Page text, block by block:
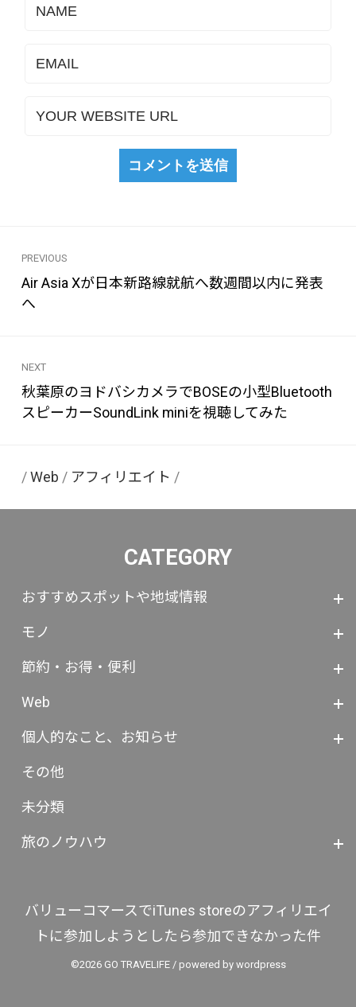
PREVIOUS
Air Asia Xが日本新路線就航へ数週間以内に発表
へ
NEXT
秋葉原のヨドバシカメラでBOSEの小型Bluetooth
スピーカーSoundLink miniを視聴してみた
/Web / アフィリエイト /
CATEGORY
おすすめスポットや地域情報
モノ
節約・お得・便利
Web
個人的なこと、お知らせ
その他
未分類
旅のノウハウ
バリューコマースでiTunes storeのアフィリエイ
トに参加しようとしたら参加できなかった件
©2026 GO TRAVELIFE / powered by wordpress